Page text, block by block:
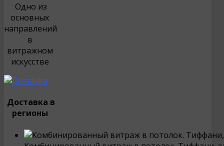
Одно из
основных
направлений
в
витражном
искусстве
Доставка в
регионы